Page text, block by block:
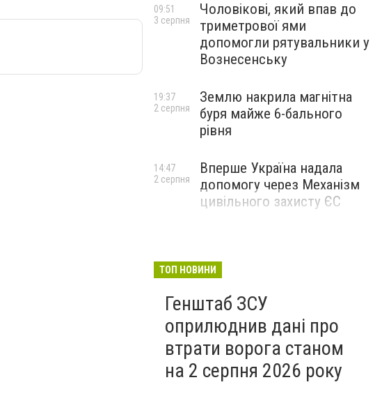
Чоловікові, який впав до
триметрової ями
допомогли рятувальники у
Вознесенську
09:51
3 серпня
Землю накрила магнітна
буря майже 6-бального
рівня
19:37
2 серпня
Вперше Україна надала
допомогу через Механізм
цивільного захисту ЄС
14:47
2 серпня
ТОП НОВИНИ
Генштаб ЗСУ
оприлюднив дані про
втрати ворога станом
на 2 серпня 2026 року